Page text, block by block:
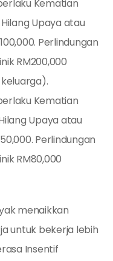
Kematian
Upaya atau
Perlindungan
RM200,000
Kematian
Upaya atau
Perlindungan
RM80,000
menaikkan
untuk bekerja lebih
Insentif